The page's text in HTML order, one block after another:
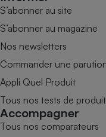
S’abonner au site
S’abonner au magazine
Nos newsletters
Commander une
Appli Quel Produit
Tous nos tests de
Accompagner
Tous nos comparateurs